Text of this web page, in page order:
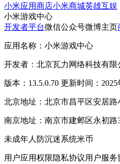
小米应用商店小米商城英雄互娱
小米游戏中心
开发者平台微信公众号微博主页
应用名称：小米游戏中心
开发者：北京瓦力网络科技有限
版本：13.5.0.70 更新时间：2025
北京地址：北京市昌平区安居路
南京地址：南京市建邺区永初路
未成年人防沉迷系统米币
用户应用权限隐私协议用户服务